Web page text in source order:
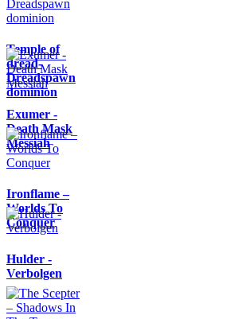
Temple of
dread-
Dreadspawn
dominion
Exumer -
Death Mask
Messiah
Ironflame –
Worlds To
Conquer
Hulder -
Verbolgen